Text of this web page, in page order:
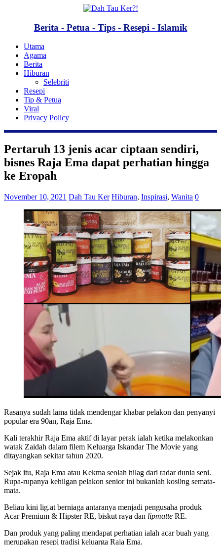
Berita - Petua - Tips - Resepi - Islamik
Utama
Agama
Berita
Hiburan
Selebriti
Resepi
Tip & Petua
Viral
Privacy Policy
Pertaruh 13 jenis acar ciptaan sendiri,
bisnes Raja Ema dapat perhatian hingga
ke Eropah
November 10, 2021 Dah Tau Ker Hiburan, Inspirasi, Wanita 0
Rasanya sudah lama tidak mendengar khabar pelakon dan penyanyi
popular era 90an, Raja Ema.
Kali terakhir Raja Ema aktif di layar perak ialah ketika melakonkan
watak Zaidah dalam filem Keluarga Iskandar The Movie yang
ditayangkan sekitar tahun 2020.
Sejak itu, Raja Ema atau Kekma seolah hilag dari radar dunia seni.
Rupa-rupanya kehilgan pelakon senior ini bukanlah kos0ng semata-
mata.
Beliau kini lig.at berniaga antaranya menjadi pengusaha produk
Acar Premium & Hipster RE, biskut raya dan lipmatte RE.
Dan produk yang paling mendapat perhatian ialah acar buah yang
merupakan resepi tradisi keluarga Raja Ema.